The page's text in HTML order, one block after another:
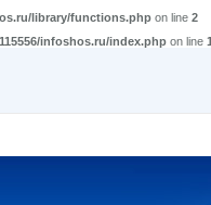
library/functions.php on line 2
infoshos.ru/index.phpon line